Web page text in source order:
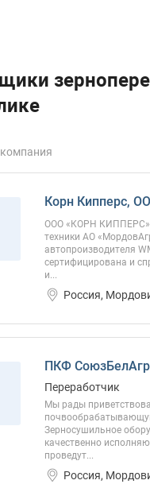
Корн Кипперс,
ООО «КОРН КИППЕРС»
техники АО
автопроизводителя
сертифицирована и
и...
Россия,
ПКФ
Переработчик
Мы рады
Зерносушильное
качественно
проведут...
Россия,